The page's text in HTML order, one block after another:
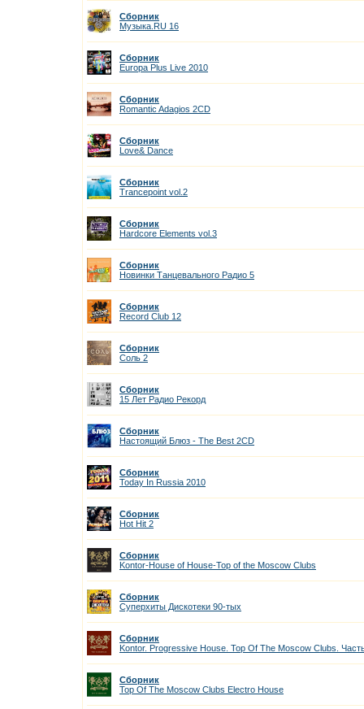
Сборник
Музыка.RU 16
Сборник
Europa Plus Live 2010
Сборник
Romantic Adagios 2CD
Сборник
Love& Dance
Сборник
Trancepoint vol.2
Сборник
Hardcore Elements vol.3
Сборник
Новинки Танцевального Радио 5
Сборник
Record Club 12
Сборник
Соль 2
Сборник
15 Лет Радио Рекорд
Сборник
Настоящий Блюз - The Best 2CD
Сборник
Today In Russia 2010
Сборник
Hot Hit 2
Сборник
Kontor-House of House-Top of the Moscow Clubs
Сборник
Суперхиты Дискотеки 90-тых
Сборник
Kontor. Progressive House. Top Of The Moscow Clubs.
Сборник
Top Of The Moscow Clubs Electro House